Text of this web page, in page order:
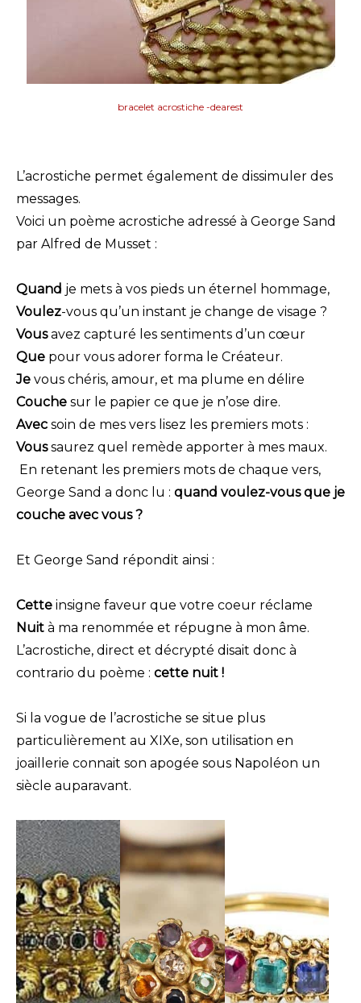
bracelet acrostiche -dearest
L’acrostiche permet également de dissimuler des
messages.
Voici un poème acrostiche adressé à George Sand
par Alfred de Musset :
Quand je mets à vos pieds un éternel hommage,
Voulez-vous qu’un instant je change de visage ?
Vous avez capturé les sentiments d’un cœur
Que pour vous adorer forma le Créateur.
Je vous chéris, amour, et ma plume en délire
Couche sur le papier ce que je n’ose dire.
Avec soin de mes vers lisez les premiers mots :
Vous saurez quel remède apporter à mes maux.
En retenant les premiers mots de chaque vers,
George Sand a donc lu : quand voulez-vous que je
couche avec vous ?
Et George Sand répondit ainsi :
Cette insigne faveur que votre coeur réclame
Nuit à ma renommée et répugne à mon âme.
L’acrostiche, direct et décrypté disait donc à
contrario du poème : cette nuit !
Si la vogue de l’acrostiche se situe plus
particulièrement au XIXe, son utilisation en
joaillerie connait son apogée sous Napoléon un
siècle auparavant.